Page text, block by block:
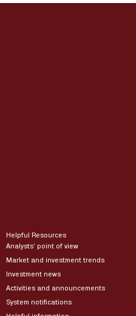
Helpful Resources
Analysts’ point of view
Market and investment trends
Investment news
Activities and announcements
System notifications